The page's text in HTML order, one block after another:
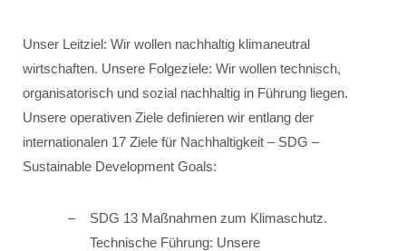
Unser Leitziel: Wir wollen nachhaltig klimaneutral
wirtschaften. Unsere Folgeziele: Wir wollen technisch,
organisatorisch und sozial nachhaltig in Führung liegen.
Unsere operativen Ziele definieren wir entlang der
internationalen 17 Ziele für Nachhaltigkeit – SDG –
Sustainable Development Goals:
SDG 13 Maßnahmen zum Klimaschutz.
Technische Führung: Unsere